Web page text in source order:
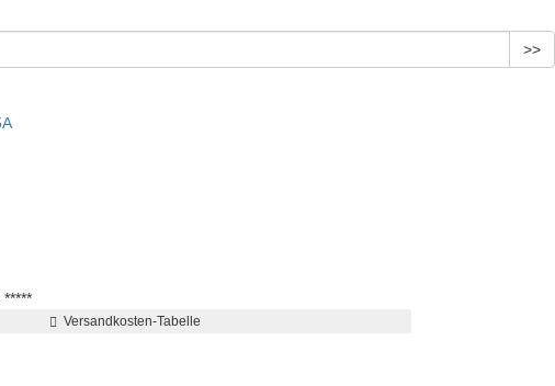
>>
Versandkosten-Tabelle